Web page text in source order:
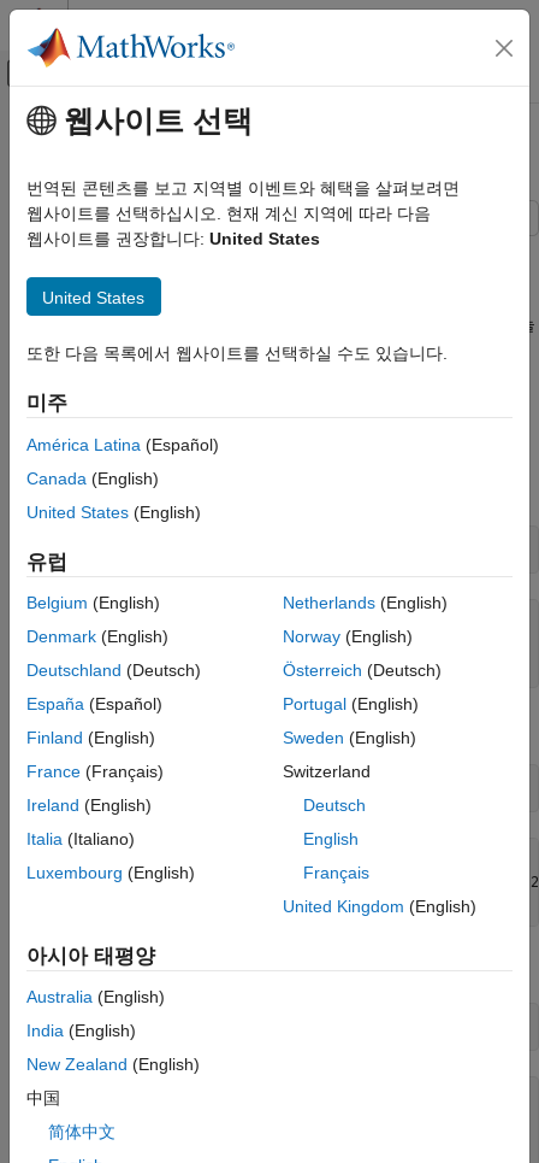
콘텐츠로 바로 가기
오프캔버스 탐색 메뉴 토글
문서 홈
언어 기본 사항
데이터형
날짜/시간 산술 연산
표준 시간대를 갖는 날짜/시간에 더하기
calendarDuration형 산술 연산
정확한 단위로 경과 시간 계산
달력 단위로 경과 시간 계산
주요 콘텐츠
날짜/시간 산술 연산
이 예제에서는 날짜/시간 값을 더하거나 빼서 정확한 단위나 달력
단위로 미래 날짜, 과거 날짜, 경과 기간을 계산하는 방법을
보여줍니다. 다른 MATLAB® 데이터형에 이러한 연산자를 사용할
때와 동일한 방식으로 날짜/시간 배열을 더하고, 빼고, 곱하고 나눌
수 있습니다. 그러나, 날짜/시간에만 고유한 몇 가지 동작이
datetime형 배열에 기간을 더하거나 빼기
표준 시간대와 연결되지 않습니다.
t1 = datetime(
   24-Jan-2026 20:59:28
t2 = t1 + hours(1:3)
24-Jan-2026 21:59:28   24-Jan-2026 22:59:28   24-Jan-
t2의 각 datetime형 값 쌍 간의 차분이 1시간인지 확인합니다.
dt = diff(t2)
   01:00:00   01:00:00
웹사이트 선택
번역된 콘텐츠를 보고 지역별 이벤트와 혜택을 살펴보려면
웹사이트를 선택하십시오. 현재 계신 지역에 따라 다음
웹사이트를 권장합니다: United States
United States
또한 다음 목록에서 웹사이트를 선택하실 수도 있습니다.
미주
América Latina (Español)
Canada (English)
United States (English)
유럽
Belgium (English)
Denmark (English)
Deutschland (Deutsch)
España (Español)
Finland (English)
France (Français)
Ireland (English)
Italia (Italiano)
Luxembourg (English)
Netherlands(English)
Norway(English)
Österreich (Deutsch)
Portugal(English)
Sweden (English)
Switzerland
Deutsch
English
Français
United Kingdom (English)
아시아 태평양
Australia (English)
India (English)
New Zealand (English)
中国
简体中文